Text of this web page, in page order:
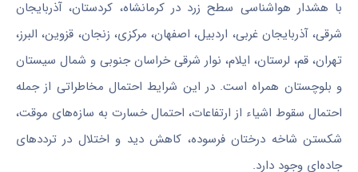
با هشدار هواشناسی سطح زرد در کرمانشاه، کردستان، آذربایجان
شرقی، آذربایجان غربی، اردبیل، اصفهان، مرکزی، زنجان، قزوین، البرز،
تهران، قم، لرستان، ایلام، نوار شرقی خراسان جنوبی و شمال سیستان
و بلوچستان همراه است. در این شرایط احتمال مخاطراتی از جمله
احتمال سقوط اشیاء از ارتفاعات، احتمال خسارت به سازه‌های موقت،
شکستن شاخه درختان فرسوده، کاهش دید و اختلال در تردد‌های
جاده‌ای وجود دارد.